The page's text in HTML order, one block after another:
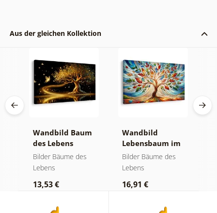
Aus der gleichen Kollektion
Wandbild Baum
des Lebens
goldene Magie
Bilder Bäume des
Lebens
13,53 €
Wandbild
Lebensbaum im
bunten
Glasfenster
Bilder Bäume des
Lebens
16,91 €